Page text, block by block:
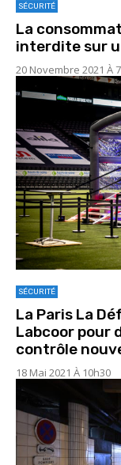
SÉCURITÉ
La
interdite sur
20 Novembre 2021 À
SÉCURITÉ
La Paris La
Labcoor pour
contrôle
18 Mai 2021 À 10h30